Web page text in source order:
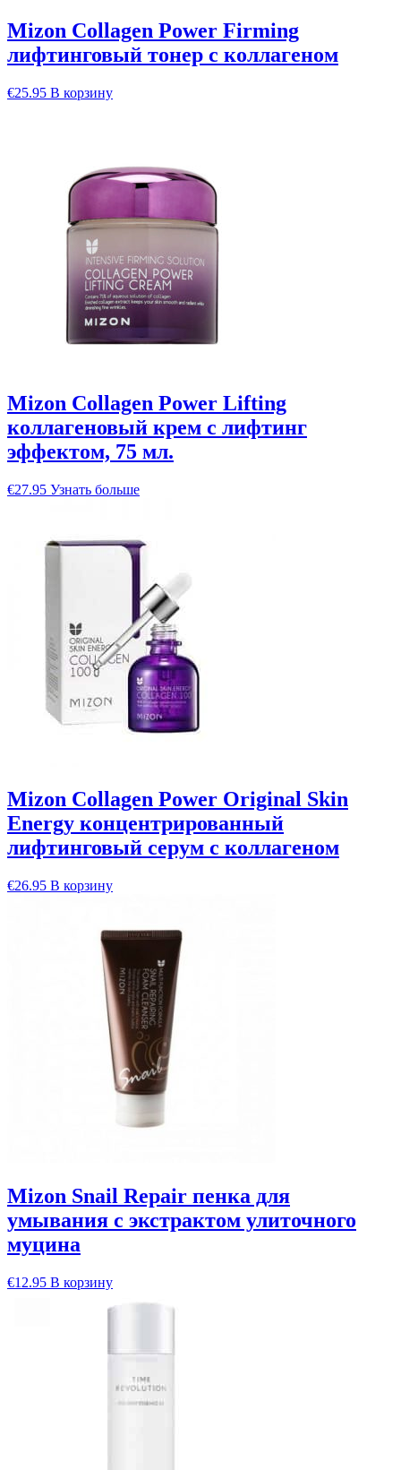
Mizon Collagen Power Firming
лифтинговый тонер с коллагеном
€25.95 В корзину
Mizon Collagen Power Lifting
коллагеновый крем с лифтинг
эффектом, 75 мл.
€27.95 Узнать больше
Mizon Collagen Power Original Skin
Energy концентрированный
лифтинговый серум с коллагеном
€26.95 В корзину
Mizon Snail Repair пенка для
умывания с экстрактом улиточного
муцина
€12.95 В корзину